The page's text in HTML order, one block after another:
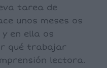
tarea de
unos meses os
en ella os
qué trabajar
lectora.